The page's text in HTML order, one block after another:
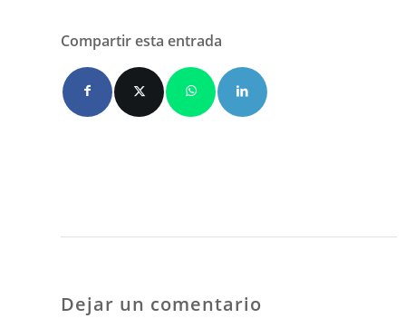
Compartir esta entrada
Dejar un comentario